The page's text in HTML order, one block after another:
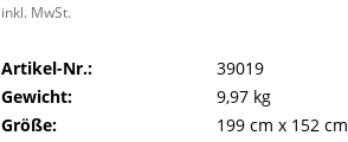
inkl. MwSt.
Artikel-Nr.:
39019
Gewicht:
9,97 kg
Größe:
199 cm x 152 cm